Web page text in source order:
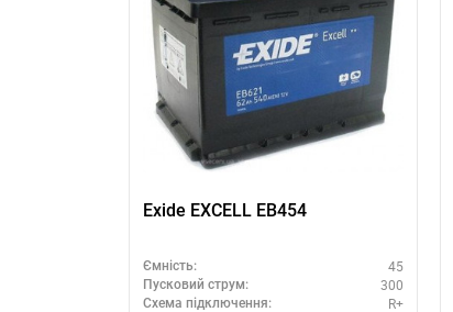
Exide EXCELL EB454
Ємність: 45
Пусковий струм: 300
Схема підключення: R+